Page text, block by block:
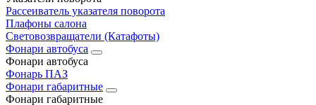
Рассеиватель указателя поворота
Плафоны салона
Световозвращатели (Катафоты)
Фонари автобуса
Фонари автобуса
Фонарь ПАЗ
Фонари габаритные
Фонари габаритные